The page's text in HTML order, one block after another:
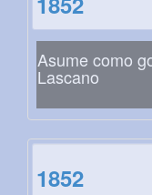
Asume como
Lascano
1852